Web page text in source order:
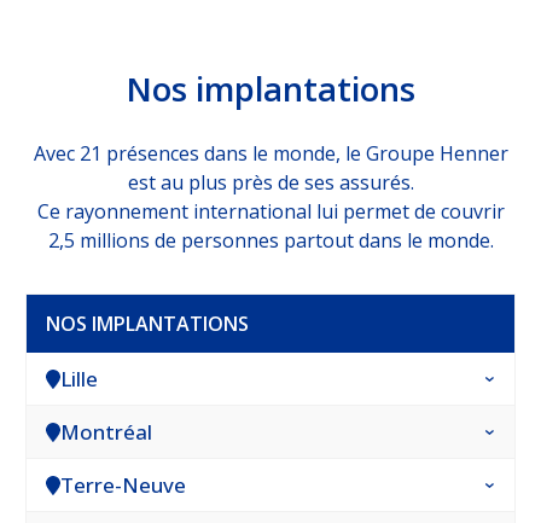
Nos implantations
Avec 21 présences dans le monde, le Groupe Henner
est au plus près de ses assurés.
Ce rayonnement international lui permet de couvrir
2,5 millions de personnes partout dans le monde.
NOS IMPLANTATIONS
Lille
Montréal
Terre-Neuve